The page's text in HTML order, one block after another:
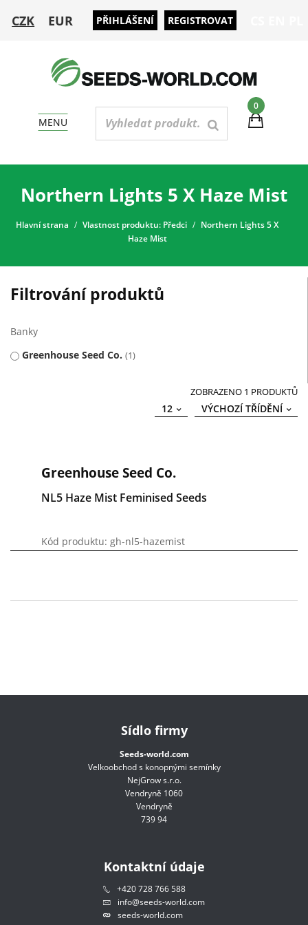
CZK EUR PŘIHLÁŠENÍ REGISTROVAT
0
MENU
Northern Lights 5 X Haze Mist
Hlavní strana Vlastnost produktu: Předci
Northern Lights 5 X
Haze Mist
Filtrování produktů
Banky
Greenhouse Seed Co. 1
ZOBRAZENO 1 PRODUKTŮ
VÝCHOZÍ TŘÍDĚNÍ
12
Greenhouse Seed Co.
NL5 Haze Mist Feminised Seeds
Kód produktu: gh-nl5-hazemist
Sídlo firmy
Seeds-world.com
Velkoobchod s konopnými semínky
NejGrow s.r.o.
Vendryně 1060
Vendryně
739 94
Kontaktní údaje
+420 728 766 588
info@seeds-world.com
seeds-world.com